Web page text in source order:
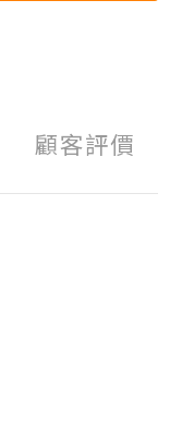
顧客評價